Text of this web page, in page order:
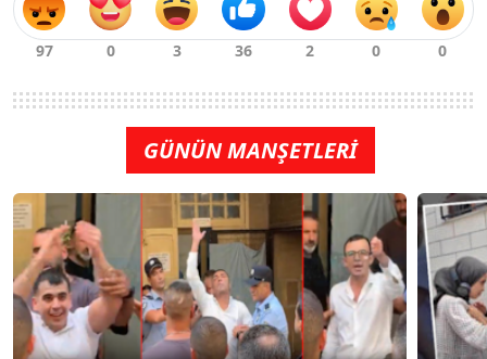
GÜNÜN MANŞETLERİ